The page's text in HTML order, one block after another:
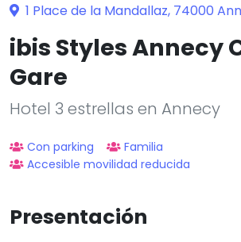
1 Place de la Mandallaz, 74000
ibis Styles Annecy
Gare
Hotel 3 estrellas en Annecy
Con parking
Familia
Accesible movilidad reducida
Presentación